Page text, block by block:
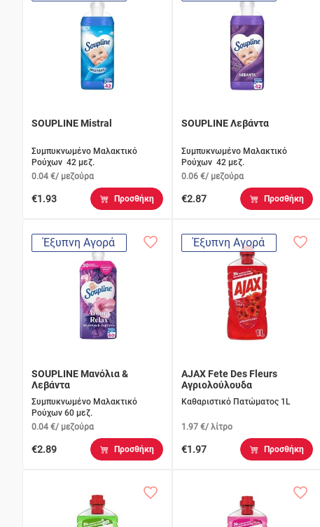
SOUPLINE Mistral
Συμπυκνωμένο Μαλακτικό
Ρούχων 42 μεζ.
0.04 €/ μεζούρα
€1.93 Προσθήκη
SOUPLINE Λεβάντα
Συμπυκνωμένο Μαλακτικό
Ρούχων 42 μεζ.
0.06 €/ μεζούρα
€2.87 Προσθήκη
Έξυπνη Αγορά
SOUPLINE Μανόλια &
Λεβάντα
Συμπυκνωμένο Μαλακτικό
Ρούχων 60 μεζ.
0.04 €/ μεζούρα
€2.89 Προσθήκη
Έξυπνη Αγορά
AJAX Fete Des Fleurs
Αγριολούλουδα
Καθαριστικό Πατώματος 1L
1.97 €/ λίτρο
€1.97 Προσθήκη